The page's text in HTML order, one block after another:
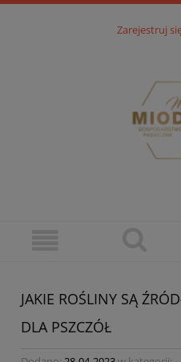
Zarejestruj
JAKIE ROŚLINY SĄ
DLA PSZCZÓŁ